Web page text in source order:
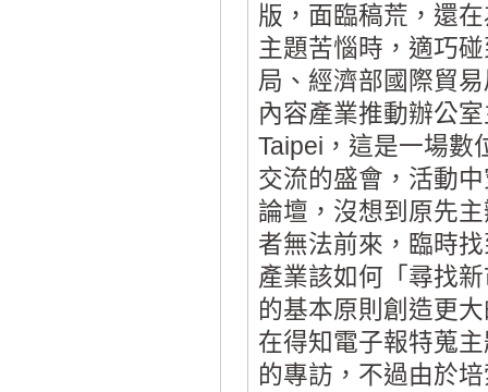
版，面臨稿荒，還
主題苦惱時，適巧
局、經濟部國際貿
內容產業推動辦公
Taipei，這是一場數
交流的盛會，活動
論壇，沒想到原先
者無法前來，臨時
產業該如何「尋找
的基本原則創造更
在得知電子報特蒐
的專訪，不過由於